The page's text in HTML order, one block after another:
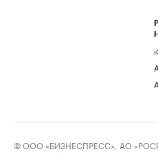
© ООО «БИЗНЕСПРЕСС», АО